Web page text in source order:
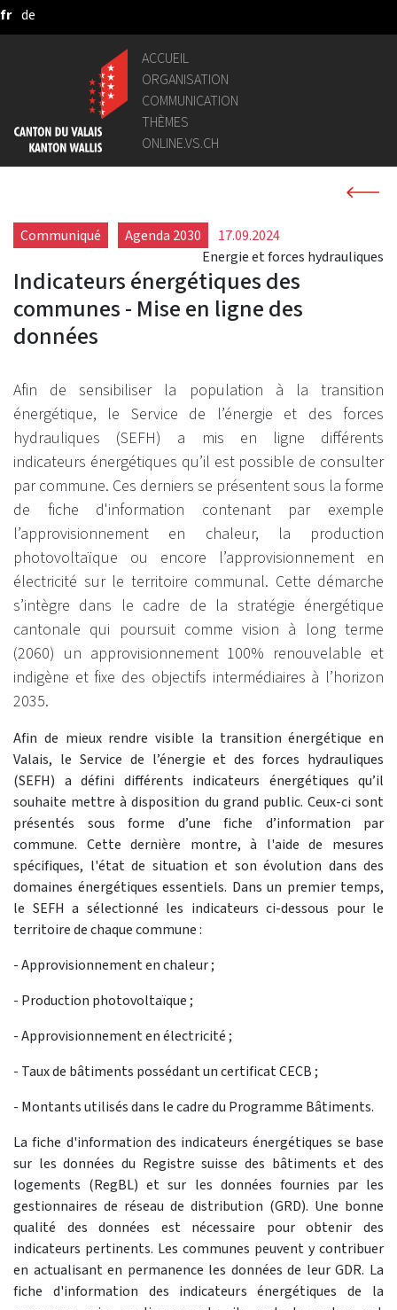
Saut au contenu principal
fr de
ACCUEIL
ORGANISATION
COMMUNICATION
THÈMES
ONLINE.VS.CH
Communiqué Agenda 2030
17.09.2024
Energie et forces hydrauliques
Indicateurs énergétiques des
communes - Mise en ligne des
données
Afin de sensibiliser la population à la transition
énergétique, le Service de l’énergie et des forces
hydrauliques (SEFH) a mis en ligne différents
indicateurs énergétiques qu’il est possible de consulter
par commune. Ces derniers se présentent sous la forme
de fiche d'information contenant par exemple
l’approvisionnement en chaleur, la production
photovoltaïque ou encore l’approvisionnement en
électricité sur le territoire communal. Cette démarche
s’intègre dans le cadre de la stratégie énergétique
cantonale qui poursuit comme vision à long terme
(2060) un approvisionnement 100% renouvelable et
indigène et fixe des objectifs intermédiaires à l’horizon
2035.
Afin de mieux rendre visible la transition énergétique en
Valais, le Service de l’énergie et des forces hydrauliques
(SEFH) a défini différents indicateurs énergétiques qu’il
souhaite mettre à disposition du grand public. Ceux-ci sont
présentés sous forme d’une fiche d’information par
commune. Cette dernière montre, à l'aide de mesures
spécifiques, l'état de situation et son évolution dans des
domaines énergétiques essentiels. Dans un premier temps,
le SEFH a sélectionné les indicateurs ci-dessous pour le
territoire de chaque commune :
- Approvisionnement en chaleur ;
- Production photovoltaïque ;
- Approvisionnement en électricité ;
- Taux de bâtiments possédant un certificat CECB ;
- Montants utilisés dans le cadre du Programme Bâtiments.
La fiche d'information des indicateurs énergétiques se base
sur les données du Registre suisse des bâtiments et des
logements (RegBL) et sur les données fournies par les
gestionnaires de réseau de distribution (GRD). Une bonne
qualité des données est nécessaire pour obtenir des
indicateurs pertinents. Les communes peuvent y contribuer
en actualisant en permanence les données de leur GDR. La
fiche d'information des indicateurs énergétiques de la